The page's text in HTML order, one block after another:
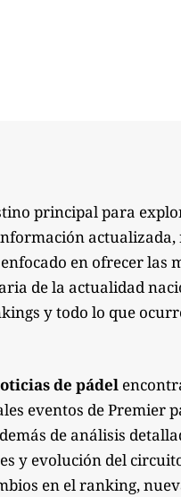
principal para
actualizada,
en ofrecer las
de la actualidad
y todo lo que
de pádel
eventos de Premier
de análisis
y evolución del
en el ranking,